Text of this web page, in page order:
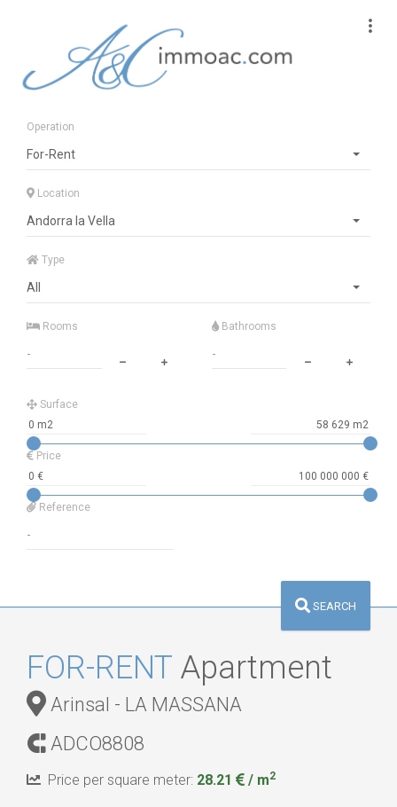
Operation
For-Rent
Location
Andorra la Vella
Type
All
Rooms Bathrooms
Surface
Price
Reference
SEARCH
FOR-RENT Apartment
Arinsal - LA MASSANA
ADCO8808
Price per square meter: 28.21 / m2